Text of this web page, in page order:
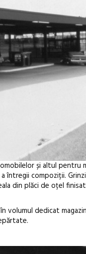
și altul pentru
întregii compoziții.
din plăci de oțel
volumul dedicat